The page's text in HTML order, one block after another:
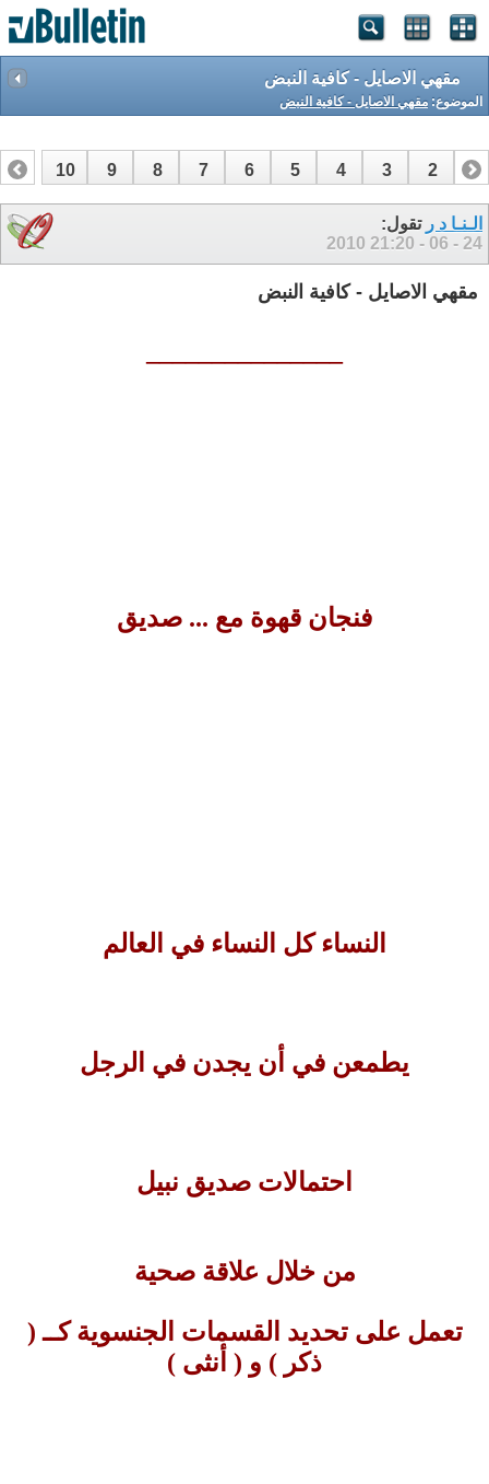
مقهي الاصايل - كافية النبض
الموضوع: مقهي الاصايل - كافية النبض
1
2
3
4
5
6
7
8
9
10
11
الـنـا د ر تقول:
24 - 06 - 2010
21:20
مقهي الاصايل - كافية النبض
فنجان قهوة مع ... صديق
النساء كل النساء في العالم
يطمعن في أن يجدن في الرجل
احتمالات صديق نبيل
من خلال علاقة صحية
تعمل على تحديد القسمات الجنسوية كــ (
ذكر ) و ( أنثى )